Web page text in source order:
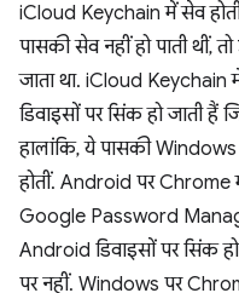
iCloud Keychain में सेव
पासकी सेव नहीं हो पाती थीं,
जाता था. iCloud
डिवाइसों पर सिंक हो जाती
हालांकि, ये पासकी
होतीं. Android पर
Google Password
Android डिवाइसों पर सिंक
पर नहीं. Windows पर